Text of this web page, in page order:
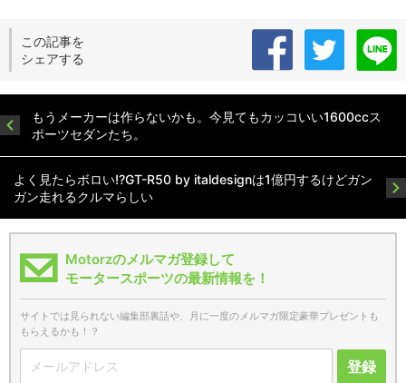
この記事を
シェアする
もうメーカーは作らないかも。今見てもカッコいい1600ccス
ポーツセダンたち。
よく見たらボロい!?GT-R50 by italdesignは1億円するけどガン
ガン走れるクルマらしい
Motorzのメルマガ登録して
モータースポーツの最新情報を！
サイトでは見られない編集部裏話や、月に一度のメルマガ限定豪華プレゼントも
もらえるかも！？
登録